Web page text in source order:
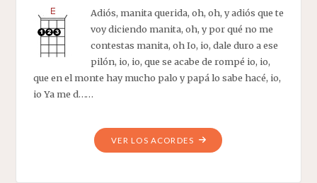
Adiós, manita querida, oh, oh, y adiós que te
voy diciendo manita, oh, y por qué no me
contestas manita, oh Io, io, dale duro a ese
pilón, io, io, que se acabe de rompé io, io,
que en el monte hay mucho palo y papá lo sabe hacé, io,
io Ya me d……
VER LOS ACORDES"CANTOS